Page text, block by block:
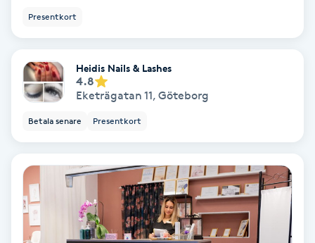
Gellack
Gellack med förstärkning
Gravidmassage
Gruppträning
Gua Sha-massage
Presentkort
Heidis Nails & Lashes
4.8
Eketrägatan 11, Göteborg
Betala senare Presentkort